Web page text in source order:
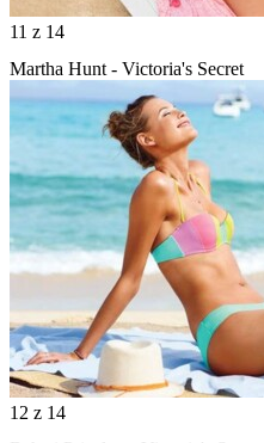
11 z 14
Martha Hunt - Victoria's Secret
12 z 14